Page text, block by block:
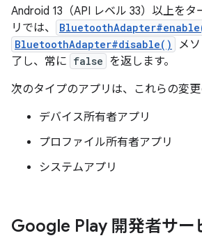
Android 13（API レベル 33）以上を
リでは、
BluetoothAdapter#disable()
メ
了し、常に false を返します。
次のタイプのアプリは、これらの変更
デバイス所有者アプリ
プロファイル所有者アプリ
システムアプリ
Google Play 開発者サー